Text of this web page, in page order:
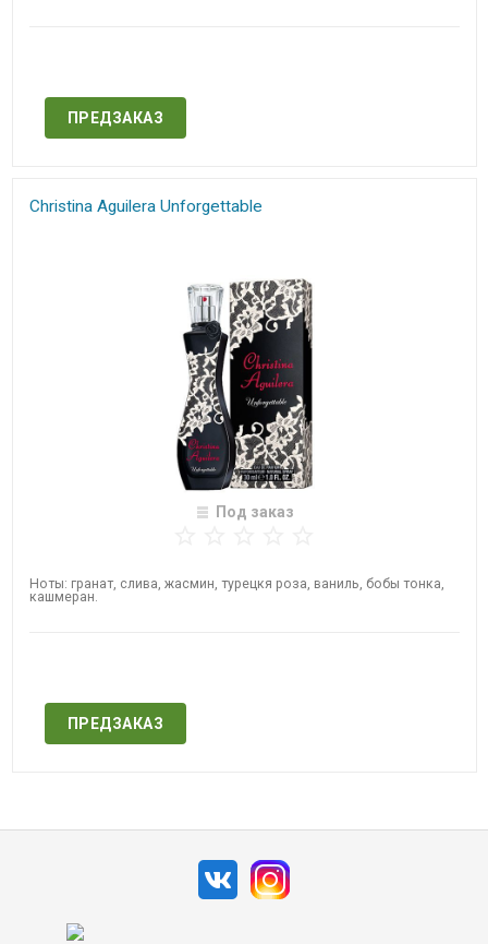
ПРЕДЗАКАЗ
Christina Aguilera Unforgettable
Под заказ
Ноты: гранат, слива, жасмин, турецкя роза, ваниль, бобы тонка,
кашмеран​.
ПРЕДЗАКАЗ